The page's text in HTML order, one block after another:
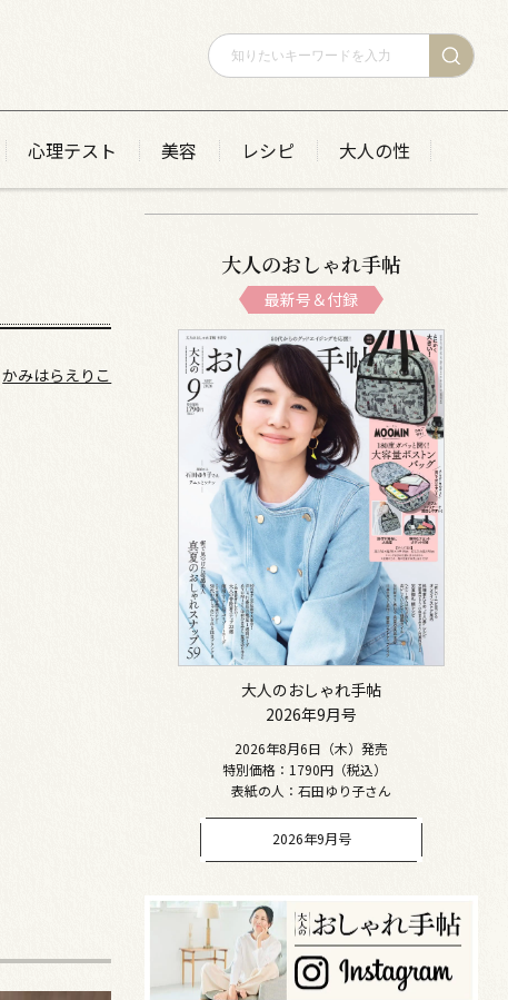
心理テスト 美容 レシピ 大人の性
かみはらえりこ
大人のおしゃれ手帖
最新号＆付録
大人のおしゃれ手帖
2026年9月号
2026年8月6日（木）発売
特別価格：1790円（税込）
表紙の人：石田ゆり子さん
2026年9月号